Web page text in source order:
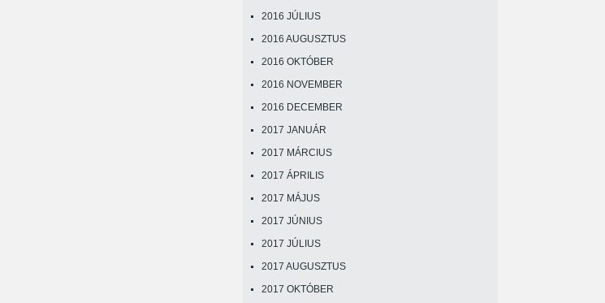
2016 JÚLIUS
2016 AUGUSZTUS
2016 OKTÓBER
2016 NOVEMBER
2016 DECEMBER
2017 JANUÁR
2017 MÁRCIUS
2017 ÁPRILIS
2017 MÁJUS
2017 JÚNIUS
2017 JÚLIUS
2017 AUGUSZTUS
2017 OKTÓBER